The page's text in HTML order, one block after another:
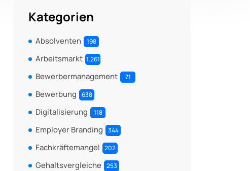
Kategorien
Absolventen 198
Arbeitsmarkt 1.261
Bewerbermanagement 71
Bewerbung 638
Digitalisierung 118
Employer Branding 344
Fachkräftemangel 202
Gehaltsvergleiche 253